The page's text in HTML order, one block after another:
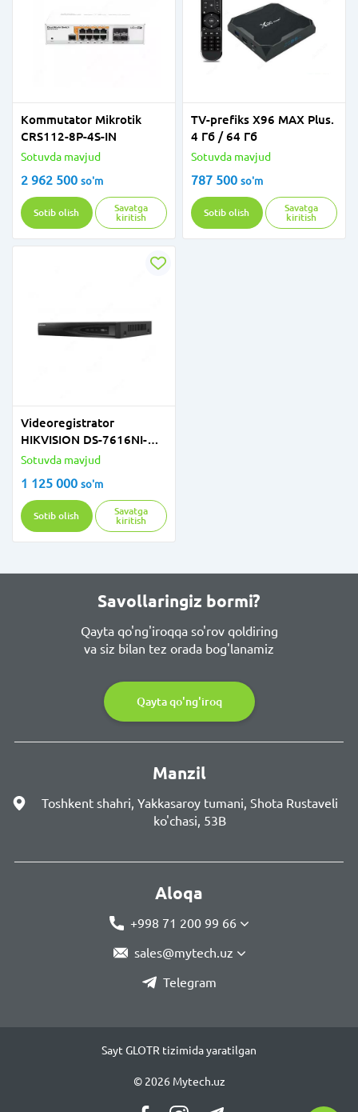
Kommutator Mikrotik
CRS112-8P-4S-IN
Sotuvda mavjud
2 962 500 so'm
Sotib olish
Savatga
kiritish
TV-prefiks X96 MAX Plus.
4 Гб / 64 Гб
Sotuvda mavjud
787 500 so'm
Sotib olish
Savatga
kiritish
Videoregistrator
HIKVISION DS-7616NI-
Q1+3G
Sotuvda mavjud
1 125 000 so'm
Sotib olish
Savatga
kiritish
Savollaringiz bormi?
Qayta qo'ng'iroqqa so'rov qoldiring
va siz bilan tez orada bog'lanamiz
Qayta qo'ng'iroq
Manzil
Toshkent shahri, Yakkasaroy tumani, Shota Rustaveli
ko'chasi, 53B
Aloqa
+998 71 200 99 66
sales@mytech.uz
Telegram
Sayt GLOTR tizimida yaratilgan
© 2026 Mytech.uz